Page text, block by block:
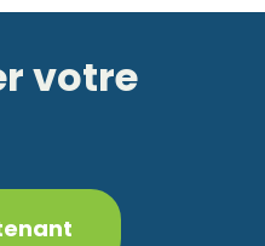
votre